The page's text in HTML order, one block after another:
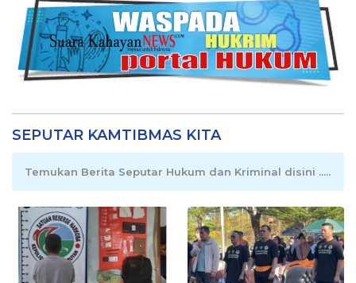
SEPUTAR KAMTIBMAS KITA
Temukan Berita Seputar Hukum dan Kriminal disini .....